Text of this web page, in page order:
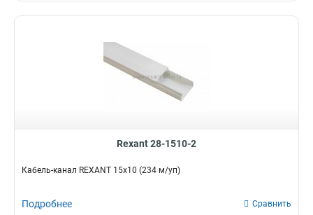
Rexant 28-1510-2
Кабель-канал REXANT 15х10 (234 м/уп)
Подробнее Сравнить